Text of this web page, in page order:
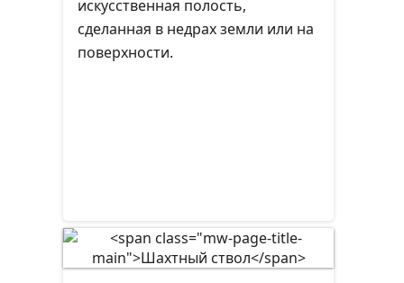
искусственная полость,
сделанная в недрах земли или на
поверхности.